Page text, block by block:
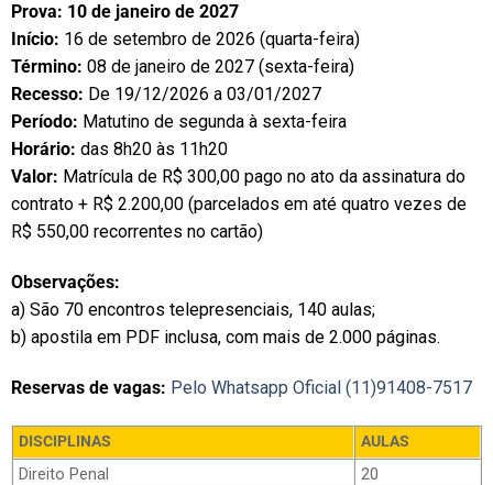
Prova: 10 de janeiro de 2027
Início: 16 de setembro de 2026 (quarta-feira)
Término: 08 de janeiro de 2027 (sexta-feira)
Recesso: De 19/12/2026 a 03/01/2027
Período: Matutino de segunda à sexta-feira
Horário: das 8h20 às 11h20
Valor: Matrícula de R$ 300,00 pago no ato da assinatura do
contrato + R$ 2.200,00 (parcelados em até quatro vezes de
R$ 550,00 recorrentes no cartão)
Observações:
a) São 70 encontros telepresenciais, 140 aulas;
b) apostila em PDF inclusa, com mais de 2.000 páginas.
Reservas de vagas: Pelo Whatsapp Oficial (11)91408-7517
DISCIPLINAS
AULAS
Direito Penal
20